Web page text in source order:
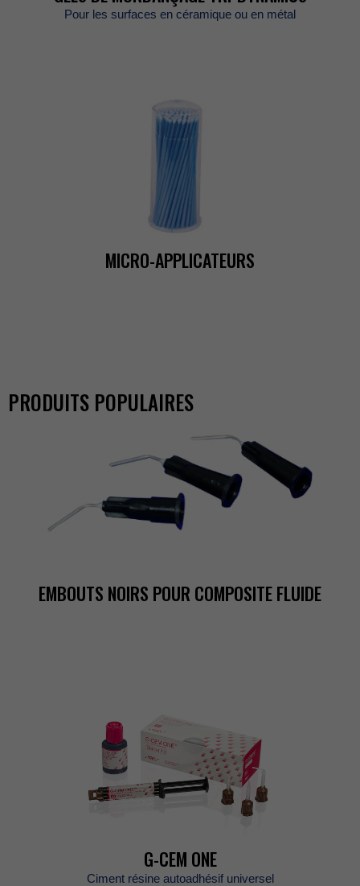
Pourlessurfacesencéramiqueouenmétal
MICRO-APPLICATEURS
PRODUITSPOPULAIRES
EMBOUTSNOIRSPOURCOMPOSITEFLUIDE
G-CEMONE
Cimentrésineautoadhésifuniversel